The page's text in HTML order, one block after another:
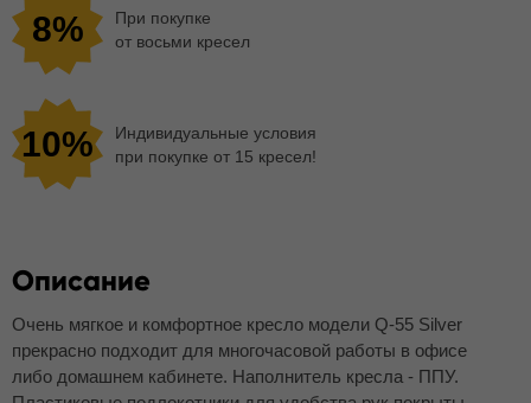
8%
При покупке
от восьми кресел
10%
Индивидуальные условия
при покупке от 15 кресел!
Описание
Очень мягкое и комфортное кресло модели Q-55 Silver
прекрасно подходит для многочасовой работы в офисе
либо домашнем кабинете. Наполнитель кресла - ППУ.